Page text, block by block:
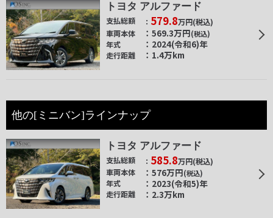
トヨタ アルファード
支払総額 579.8万円(税込)
車両本体
569.3万円(税込)
年式 2024(令和6)年
走行距離 1.4万km
他の[ミニバン]ラインナップ
トヨタ アルファード
支払総額 585.8万円(税込)
車両本体
576万円(税込)
年式 2023(令和5)年
走行距離 2.3万km